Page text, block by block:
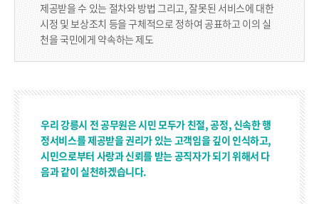
제공받을 수 있는 절차와 방법 그리고, 잘못된 서비스에 대한
시정 및 보상조치 등을 구체적으로 정하여 공표하고 이의 실
천을 국민에게 약속하는 제도
우리 강릉시 전 공무원은 시민 모두가 친절, 공정, 신속한 행
정서비스를 제공받을 권리가 있는 고객임을 깊이 인식하고,
시민으로부터 사랑과 신뢰를 받는 공직자가 되기 위해서 다
음과 같이 실천하겠습니다.